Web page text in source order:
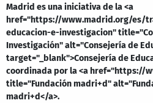
Madrid es una iniciativa de la <a
href="https://www.madrid.org/es/
educacion-e-investigacion"
Investigación" alt="Consejería de
target="_blank">Consejería de
coordinada por la <a href="https://
title="Fundación madri+d"
madri+d</a>.